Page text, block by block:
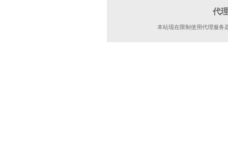
代
本站现在限制使用代理服务